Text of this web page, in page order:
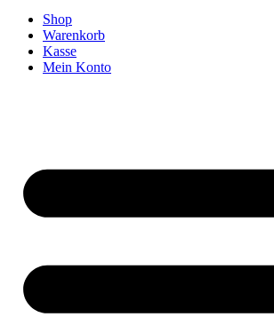
Shop
Warenkorb
Kasse
Mein Konto